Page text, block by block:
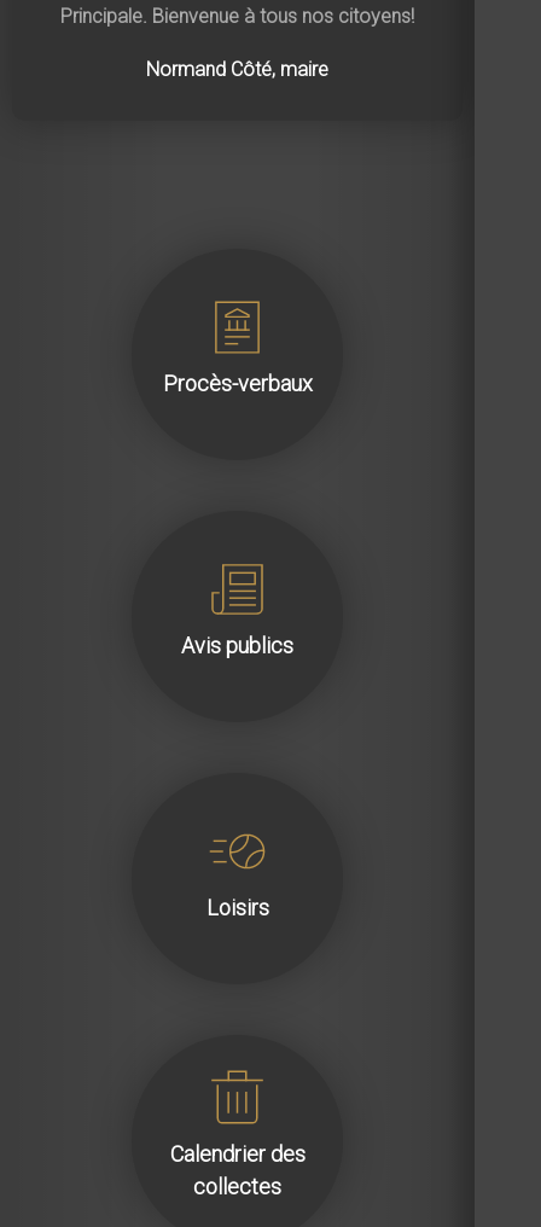
Principale. Bienvenue à tous nos citoyens!
Normand Côté, maire
Procès-verbaux
Avis publics
Loisirs
Calendrier des
collectes